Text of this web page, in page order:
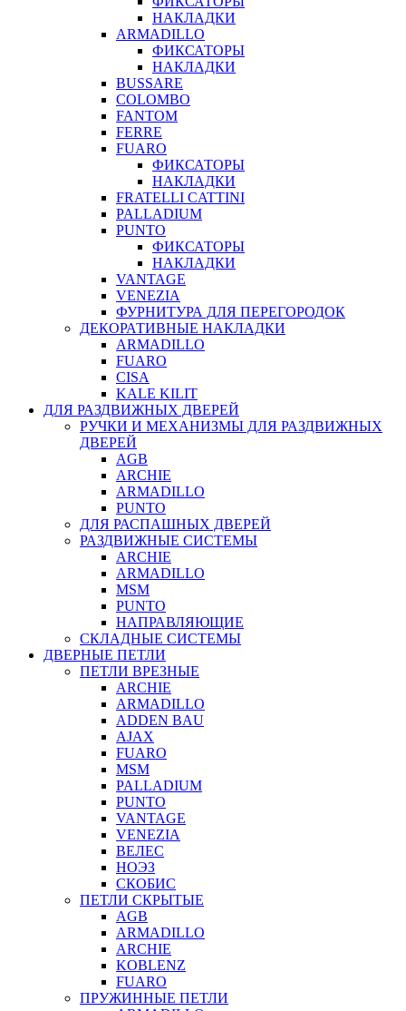
НАКЛАДКИ
ARMADILLO
ФИКСАТОРЫ
НАКЛАДКИ
BUSSARE
COLOMBO
FANTOM
FERRE
FUARO
ФИКСАТОРЫ
НАКЛАДКИ
FRATELLI CATTINI
PALLADIUM
PUNTO
ФИКСАТОРЫ
НАКЛАДКИ
VANTAGE
VENEZIA
ФУРНИТУРА ДЛЯ ПЕРЕГОРОДОК
ДЕКОРАТИВНЫЕ НАКЛАДКИ
ARMADILLO
FUARO
CISA
KALE KILIT
ДЛЯ РАЗДВИЖНЫХ ДВЕРЕЙ
РУЧКИ И МЕХАНИЗМЫ ДЛЯ РАЗДВИЖНЫХ
ДВЕРЕЙ
AGB
ARCHIE
ARMADILLO
PUNTO
ДЛЯ РАСПАШНЫХ ДВЕРЕЙ
РАЗДВИЖНЫЕ СИСТЕМЫ
ARCHIE
ARMADILLO
MSM
PUNTO
НАПРАВЛЯЮЩИЕ
СКЛАДНЫЕ СИСТЕМЫ
ДВЕРНЫЕ ПЕТЛИ
ПЕТЛИ ВРЕЗНЫЕ
ARCHIE
ARMADILLO
ADDEN BAU
AJAX
FUARO
MSM
PALLADIUM
PUNTO
VANTAGE
VENEZIA
ВЕЛЕС
НОЭЗ
СКОБИС
ПЕТЛИ СКРЫТЫЕ
AGB
ARMADILLO
ARCHIE
KOBLENZ
FUARO
ПРУЖИННЫЕ ПЕТЛИ